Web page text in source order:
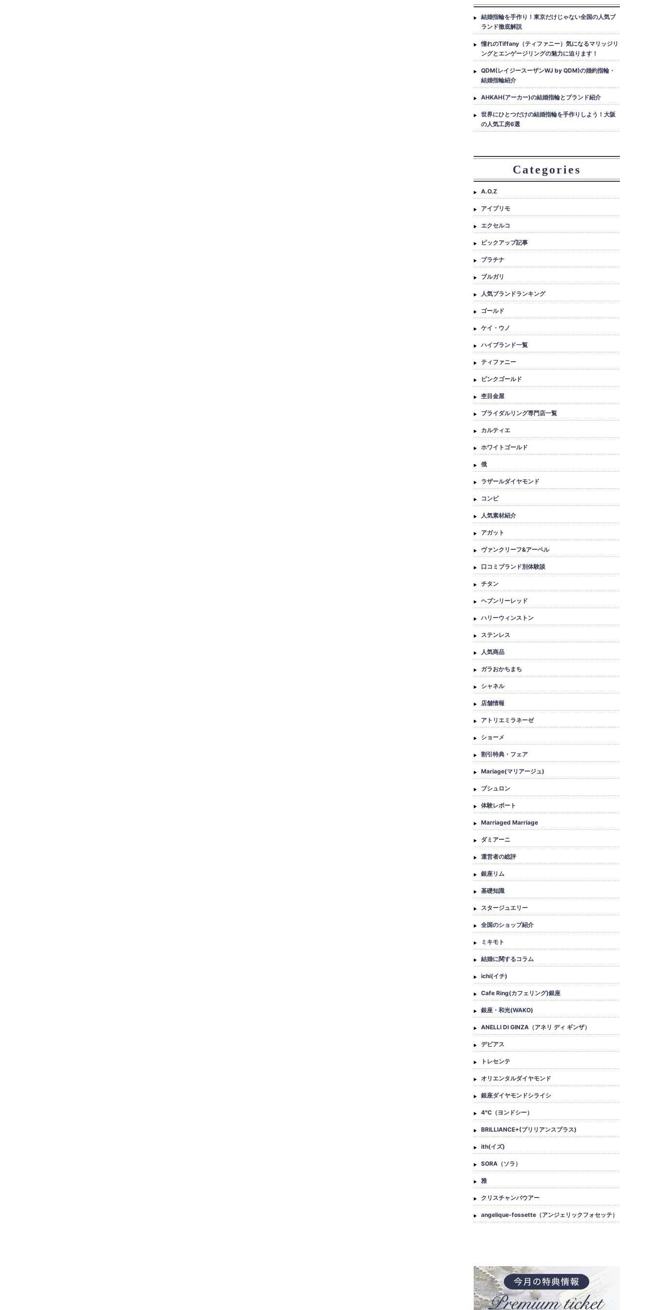
結婚指輪を手作り！東京だけじゃない全国の人気ブ
ランド徹底解説
憧れのTiffany（ティファニー）気になるマリッジリ
ングとエンゲージリングの魅力に迫ります！
QDM(レイジースーザンWJ by QDM)の婚約指輪・
結婚指輪紹介
AHKAH(アーカー)の結婚指輪とブランド紹介
世界にひとつだけの結婚指輪を手作りしよう！大阪
の人気工房6選
Categories
A.O.Z
アイプリモ
エクセルコ
ピックアップ記事
プラチナ
ブルガリ
人気ブランドランキング
ゴールド
ケイ・ウノ
ハイブランド一覧
ティファニー
ピンクゴールド
杢目金屋
ブライダルリング専門店一覧
カルティエ
ホワイトゴールド
俄
ラザールダイヤモンド
コンビ
人気素材紹介
アガット
ヴァンクリーフ&アーペル
口コミブランド別体験談
チタン
ヘブンリーレッド
ハリーウィンストン
ステンレス
人気商品
ガラおかちまち
シャネル
店舗情報
アトリエミラネーゼ
ショーメ
割引特典・フェア
Mariage(マリアージュ)
ブシュロン
体験レポート
Marriaged Marriage
ダミアーニ
運営者の総評
銀座リム
基礎知識
スタージュエリー
全国のショップ紹介
ミキモト
結婚に関するコラム
ichi(イチ)
Cafe Ring(カフェリング)銀座
銀座・和光(WAKO)
ANELLI DI GINZA（アネリ ディ ギンザ）
デビアス
トレセンテ
オリエンタルダイヤモンド
銀座ダイヤモンドシライシ
4℃（ヨンドシー）
BRILLIANCE+(ブリリアンスプラス)
ith(イズ)
SORA（ソラ）
雅
クリスチャンバウアー
angelique-fossette（アンジェリックフォセッテ）